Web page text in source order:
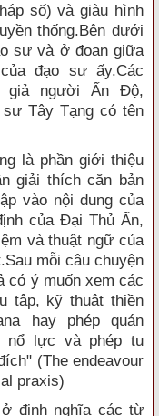
số) và giàu hình
thống.Bên dưới
sư và ở đoạn giữa
đạo sư ấy.Các
giả người Ấn Ðộ,
Tây Tạng có tên
là phần giới thiệu
giải thích căn bản
vào nội dung của
của Ðại Thủ Ấn,
và thuật ngữ của
mỗi câu chuyện
có ý muốn xem các
tập, kỹ thuật thiền
hay phép quán
nổ lực và phép tu
(The endeavour
praxis)
định nghĩa các từ